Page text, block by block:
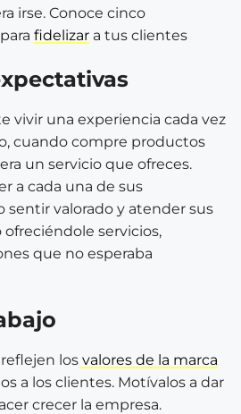
irse. Conoce cinco
fidelizar a tus clientes
vivir una experiencia cada vez
cuando compre productos
un servicio que ofreces.
a cada una de sus
sentir valorado y atender sus
servicios,
que no esperaba
los valores de la marca
a los clientes. Motívalos a dar
crecer la empresa.